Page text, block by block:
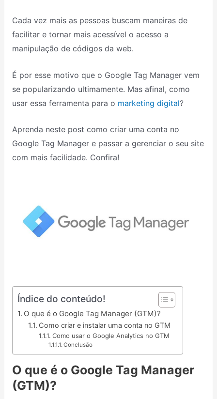
Cada vez mais as pessoas buscam maneiras de
facilitar e tornar mais acessível o acesso a
manipulação de códigos da web.
É por esse motivo que o Google Tag Manager vem
se popularizando ultimamente. Mas afinal, como
usar essa ferramenta para o marketing digital?
Aprenda neste post como criar uma conta no
Google Tag Manager e passar a gerenciar o seu site
com mais facilidade. Confira!
Índice do conteúdo!
O que é o Google Tag Manager (GTM)?
Como criar e instalar uma conta no GTM
Como usar o Google Analytics no GTM
Conclusão
O que é o Google Tag Manager
(GTM)?